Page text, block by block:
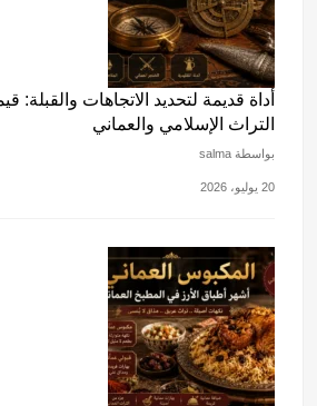
أداة قديمة لتحديد الاتجاهات والقبلة:
التراث الإسلامي والعماني
بواسطة salma
20 يوليو، 2026